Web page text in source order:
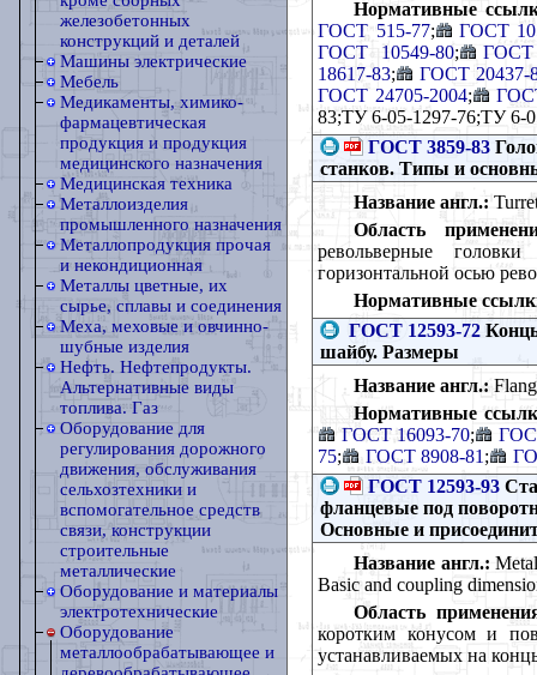
железобетонных
конструкций и деталей
Машины электрические
Мебель
Медикаменты, химико-
фармацевтическая
продукция и продукция
медицинского назначения
Медицинская техника
Металлоизделия
промышленного назначения
Металлопродукция прочая
и некондиционная
Металлы цветные, их
сырье, сплавы и соединения
Меха, меховые и овчинно-
шубные изделия
Нефть. Нефтепродукты.
Альтернативные виды
топлива. Газ
Оборудование для
регулирования дорожного
движения, обслуживания
сельхозтехники и
вспомогательное средств
связи, конструкции
строительные
металлические
Оборудование и материалы
электротехнические
Оборудование
металлообрабатывающее и
Нормативные
ГОСТ 515-77;
ГОСТ
ГОСТ 10549-80;
ГОСТ
18617-83;
ГОСТ 20437-
ГОСТ 24705-2004;
83;ТУ 6-05-1297-76;ТУ 6-
ГОСТ 3859-83
станков. Типы и
Название англ.:
Область
револьверные
горизонтальной осью
Нормативные
ГОСТ 12593-72
шайбу. Размеры
Название англ.:
Нормативные
ГОСТ 16093-70;
75; ГОСТ 8908-81 ;
ГОСТ 12593-93
фланцевые под
Основные и
Название англ.:
Basic and coupling
Область
коротким конусом и
устанавливаемых на